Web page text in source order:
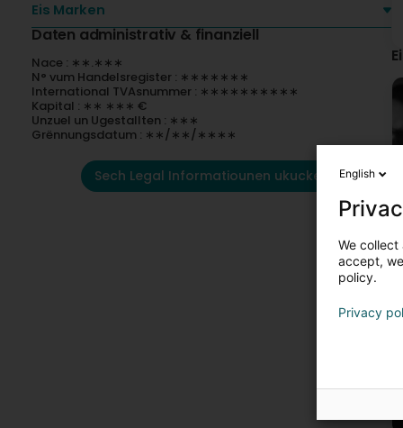
Eis Marken
Daten administrativ & finanziell
Nace : ∗∗.∗∗∗
N° vum Handelsregister : ∗∗∗∗∗∗∗
International TVAsnummer : ∗∗∗∗∗∗∗∗∗∗
Kapital : ∗∗ ∗∗∗ €
Unzuel un Ugestallten : ∗∗∗
Grënnungsdatum : ∗∗/∗∗/∗∗∗∗
Sech Legal Informatiounen ukucken English
We
accept,
policy.
Privacy